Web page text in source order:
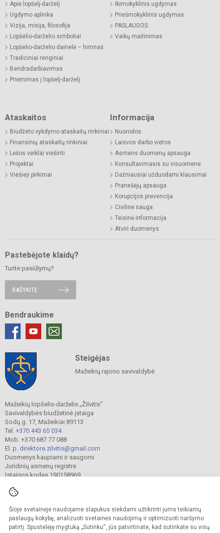
Šioje svetainėje naudojame slapukus siekdami užtikrinti jums teikiamų
paslaugų kokybę, analizuoti svetainės naudojimą ir optimizuoti naršymo
patirtį. Spustelėję mygtuką „Sutinku“, jūs patvirtinate, kad sutinkate su visų
Apie lopšelį-darželį
Ugdymo aplinka
Vizija, misija, filosofija
Lopšelio-darželio simboliai
Lopšelio-darželio dainelė – himnas
Tradiciniai renginiai
Bendradarbiavimas
Priėmimas į lopšelį-darželį
Ikimokyklinis ugdymas
Priešmokyklinis ugdymas
PASLAUGOS
Vaikų maitinimas
Ataskaitos
Biudžeto vykdymo ataskaitų rinkiniai
Finansinių ataskaitų rinkiniai
Lėšos veiklai viešinti
Projektai
Viešieji pirkimai
Informacija
Nuorodos
Laisvos darbo vietos
Asmens duomenų apsauga
Konsultavimasis su visuomene
Dažniausiai užduodami klausimai
Pranešėjų apsauga
Korupcijos prevencija
Civilinė sauga
Teisinė informacija
Atviri duomenys
Pastebėjote klaidų?
Turite pasiūlymų?
RAŠYKITE
Bendraukime
Steigėjas
Mažeikių rajono savivaldybė
Mažeikių lopšelis-darželis „Žilvitis“
Savivaldybės biudžetinė įstaiga
Sodų g. 17, Mažeikiai 89113
Tel. +370 443 65 034
Mob. +370 687 77 088
El. p. direktore.zilvitis@gmail.com
Duomenys kaupiami ir saugomi
Juridinių asmenų registre
Įstaigos kodas 190158969
© 2024. Mažeikių lopšelis-darželis „Žilvitis“. Visos teisės saugomos.
Kopijuoti turinį be raštiško įstaigos administracijos sutikimo griežtai draudžiama.
Prieinamumo paraiška Slapukų valdymas